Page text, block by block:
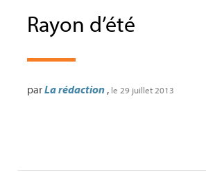
Rayon d’été
parLa rédaction , le 29 juillet 2013